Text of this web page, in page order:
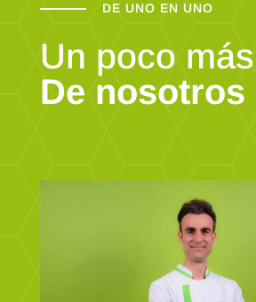
DE UNO EN UNO
Un poco más
De nosotros